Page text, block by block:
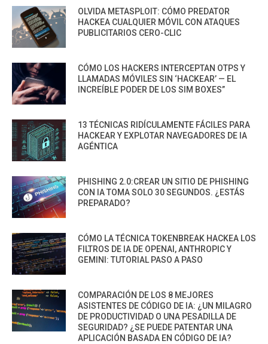
OLVIDA METASPLOIT: CÓMO PREDATOR
HACKEA CUALQUIER MÓVIL CON ATAQUES
PUBLICITARIOS CERO-CLIC
CÓMO LOS HACKERS INTERCEPTAN OTPS Y
LLAMADAS MÓVILES SIN ‘HACKEAR’ — EL
INCREÍBLE PODER DE LOS SIM BOXES”
13 TÉCNICAS RIDÍCULAMENTE FÁCILES PARA
HACKEAR Y EXPLOTAR NAVEGADORES DE IA
AGÉNTICA
PHISHING 2.0:CREAR UN SITIO DE PHISHING
CON IA TOMA SOLO 30 SEGUNDOS. ¿ESTÁS
PREPARADO?
CÓMO LA TÉCNICA TOKENBREAK HACKEA LOS
FILTROS DE IA DE OPENAI, ANTHROPIC Y
GEMINI: TUTORIAL PASO A PASO
COMPARACIÓN DE LOS 8 MEJORES
ASISTENTES DE CÓDIGO DE IA: ¿UN MILAGRO
DE PRODUCTIVIDAD O UNA PESADILLA DE
SEGURIDAD? ¿SE PUEDE PATENTAR UNA
APLICACIÓN BASADA EN CÓDIGO DE IA?